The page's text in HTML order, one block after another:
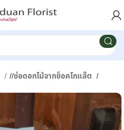
/ ช่อดอกไม้จากช็อคโกแล๊ต